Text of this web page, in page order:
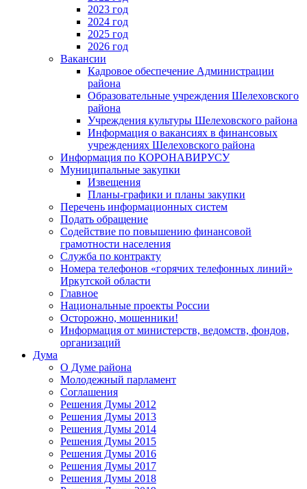
2023 год
2024 год
2025 год
2026 год
Вакансии
Кадровое обеспечение Администрации
района
Образовательные учреждения Шелеховского
района
Учреждения культуры Шелеховского района
Информация о вакансиях в финансовых
учреждениях Шелеховского района
Информация по КОРОНАВИРУСУ
Муниципальные закупки
Извещения
Планы-графики и планы закупки
Перечень информационных систем
Подать обращение
Содействие по повышению финансовой
грамотности населения
Служба по контракту
Номера телефонов «горячих телефонных линий»
Иркутской области
Главное
Национальные проекты России
Осторожно, мошенники!
Информация от министерств, ведомств, фондов,
организаций
Дума
О Думе района
Молодежный парламент
Соглашения
Решения Думы 2012
Решения Думы 2013
Решения Думы 2014
Решения Думы 2015
Решения Думы 2016
Решения Думы 2017
Решения Думы 2018